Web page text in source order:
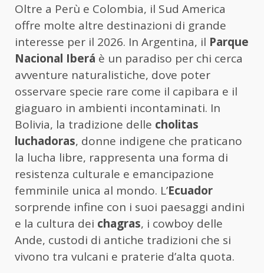
Oltre a Perù e Colombia, il Sud America
offre molte altre destinazioni di grande
interesse per il 2026. In Argentina, il Parque
Nacional Iberá è un paradiso per chi cerca
avventure naturalistiche, dove poter
osservare specie rare come il capibara e il
giaguaro in ambienti incontaminati. In
Bolivia, la tradizione delle cholitas
luchadoras, donne indigene che praticano
la lucha libre, rappresenta una forma di
resistenza culturale e emancipazione
femminile unica al mondo. L’Ecuador
sorprende infine con i suoi paesaggi andini
e la cultura dei chagras, i cowboy delle
Ande, custodi di antiche tradizioni che si
vivono tra vulcani e praterie d’alta quota.